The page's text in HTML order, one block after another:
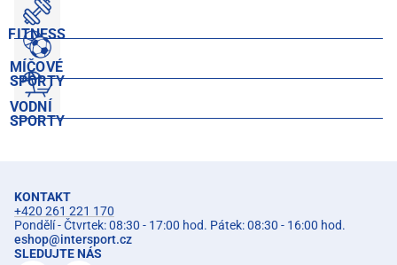
FITNESS
MÍČOVÉ
SPORTY
VODNÍ
SPORTY
KONTAKT
+420 261 221 170
Pondělí - Čtvrtek: 08:30 - 17:00 hod. Pátek: 08:30 - 16:00 hod.
eshop@intersport.cz
SLEDUJTE NÁS